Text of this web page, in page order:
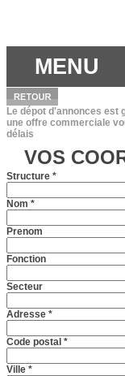
MENU
Le dépot d'annonces est
une offre commerciale
délais
VOS
Structure *
Nom *
Prenom
Fonction
Secteur
Adresse *
Code postal *
Ville *